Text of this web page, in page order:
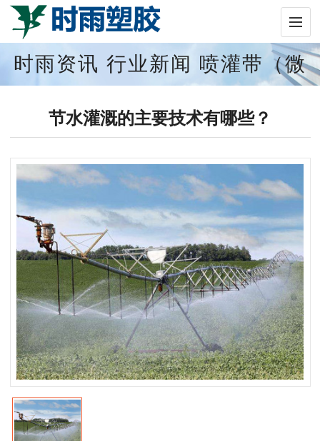
时雨资讯 行业新闻 喷灌带（微
喷带） 新闻中心
节水灌溉的主要技术有哪些？